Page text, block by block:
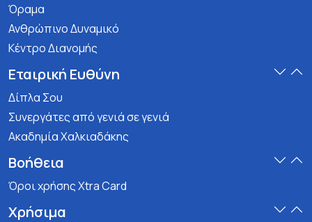
Όραμα
Ανθρώπινο Δυναμικό
Κέντρο Διανομής
Εταιρική Ευθύνη
Δίπλα Σου
Συνεργάτες από γενιά σε γενιά
Ακαδημία Χαλκιαδάκης
Βοήθεια
Όροι χρήσης Xtra Card
Χρήσιμα